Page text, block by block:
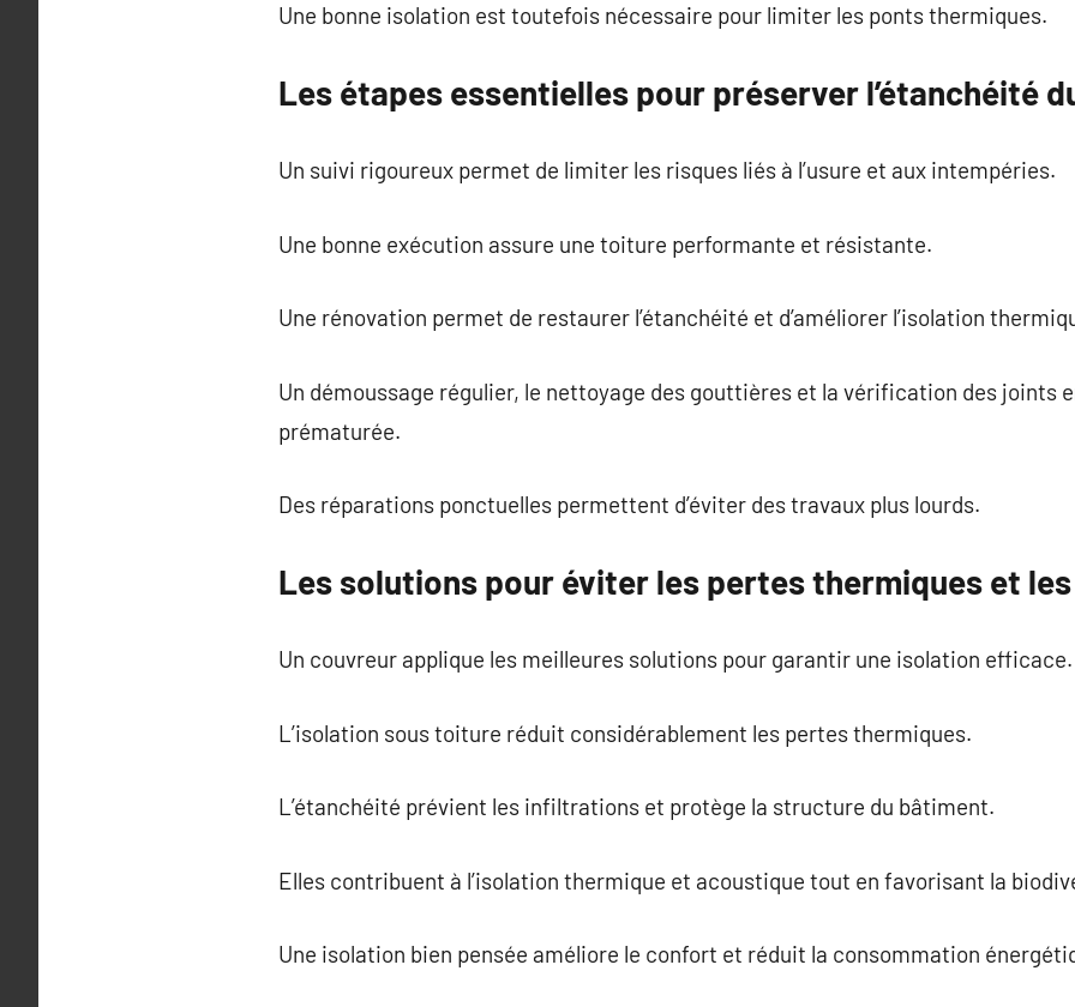
Une bonne isolation est toutefois nécessaire pour limiter les ponts thermiques.
Les étapes essentielles pour préserver l’étanchéité
Un suivi rigoureux permet de limiter les risques liés à l’usure et aux intempéries.
Une bonne exécution assure une toiture performante et résistante.
Une rénovation permet de restaurer l’étanchéité et d’améliorer l’isolation
Un démoussage régulier, le nettoyage des gouttières et la vérification des joints
prématurée.
Des réparations ponctuelles permettent d’éviter des travaux plus lourds.
Les solutions pour éviter les pertes thermiques et
Un couvreur applique les meilleures solutions pour garantir une isolation efficace.
L’isolation sous toiture réduit considérablement les pertes thermiques.
L’étanchéité prévient les infiltrations et protège la structure du bâtiment.
Elles contribuent à l’isolation thermique et acoustique tout en favorisant la
Une isolation bien pensée améliore le confort et réduit la consommation